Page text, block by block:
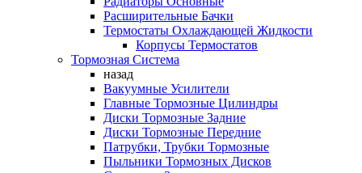
Расширительные Бачки
Термостаты Охлаждающей Жидкости
Корпусы Термостатов
Тормозная Система
назад
Вакуумные Усилители
Главные Тормозные Цилиндры
Диски Тормозные Задние
Диски Тормозные Передние
Патрубки, Трубки Тормозные
Пыльники Тормозных Дисков